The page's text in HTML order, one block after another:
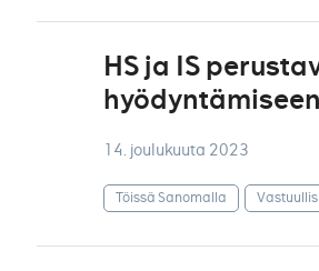
HS ja IS
14. joulukuuta 2023
Töissä Sanomalla